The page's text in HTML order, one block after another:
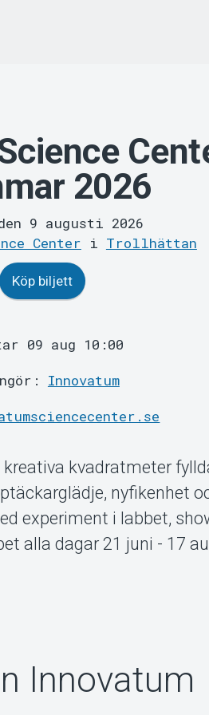
2026
9 augusti 2026
Center i Trollhättan
Köp biljett
09 aug 10:00
Innovatum
kvadratmeter
nyfikenhet
experiment i labbet,
alla dagar 21 juni - 17
Innovatum